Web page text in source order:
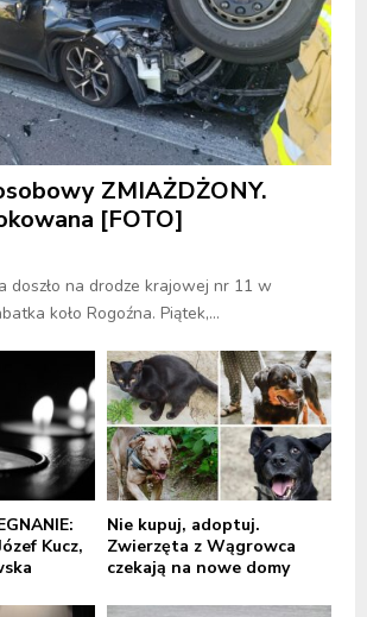
ZMIAŻDŻONY.
[FOTO]
doszło na drodze krajowej nr 11 w
koło Rogoźna. Piątek,...
Kucz,
Nie kupuj, adoptuj.
Zwierzęta z Wągrowca
czekają na nowe domy